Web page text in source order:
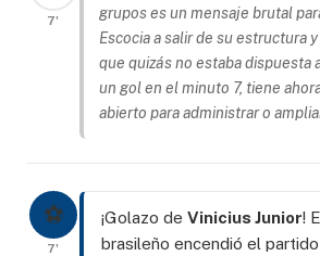
7'
grupos es un mensaje brutal
Escocia a salir de su estructura
que quizás no estaba dispuesta
un gol en el minuto 7, tiene
abierto para administrar o
⚽
7'
¡Golazo de Vinicius Junior!
brasileño encendió el